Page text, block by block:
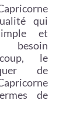
qui
et
le
de
de